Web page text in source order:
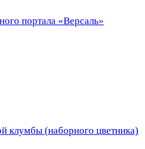
портала «Версаль»
клумбы (наборного цветника)